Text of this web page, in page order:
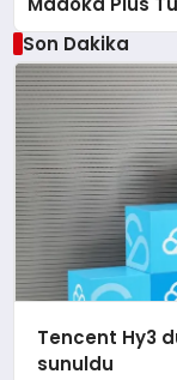
Son Dakika
Tencent Hy3
sunuldu